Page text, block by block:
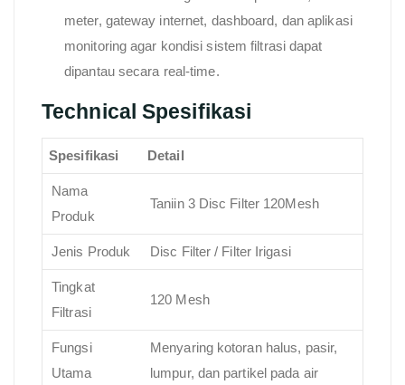
meter, gateway internet, dashboard, dan aplikasi
monitoring agar kondisi sistem filtrasi dapat
dipantau secara real-time.
Technical Spesifikasi
Spesifikasi Detail
Nama
Produk
Taniin 3 Disc Filter 120Mesh
Jenis Produk Disc Filter / Filter Irigasi
Tingkat
Filtrasi
120 Mesh
Fungsi
Utama
Menyaring kotoran halus, pasir,
lumpur, dan partikel pada air